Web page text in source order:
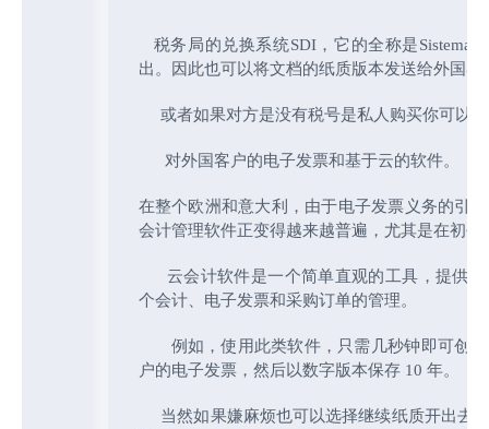
税务局的兑换系统SDI，它的全称是Sistema
出。
因此也可以将文档的纸质版本发送给外国客
或者如果对方是没有税号是私人购买你可以
对外国客户的电子发票和基于云的软件。
在整个欧洲和意大利，由于电子发票义务的引
会计管理软件正变得越来越普遍，尤其是在初创
云会计软件是一个简单直观的工具，提供了
个会计、电子发票和采购订单的管理。
例如，使用此类软件，只需几秒钟即可创建
户的电子发票，然后以数字版本保存 10 年。
当然如果嫌麻烦也可以选择继续纸质开出去